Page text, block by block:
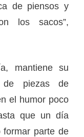
de piensos y
los sacos”,
mantiene su
de piezas de
el humor poco
que un día
formar parte de